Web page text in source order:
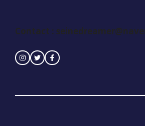
Contact :